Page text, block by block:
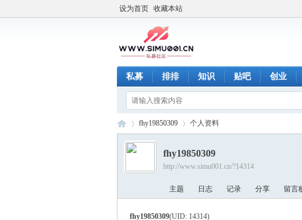
设为首页 收藏本站
私募 排排 知识 贴吧 创业
›
fhy19850309 个人资料
fhy19850309
http://www.simu001.cn/?14314
主题 日志 记录 分享 留言
fhy19850309(UID: 14314)